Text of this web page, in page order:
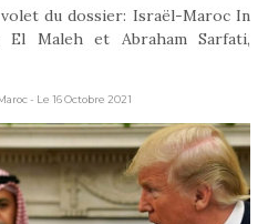
du dossier: Israël-Maroc In
El Maleh et Abraham Sarfati,
- Le 16 Octobre 2021